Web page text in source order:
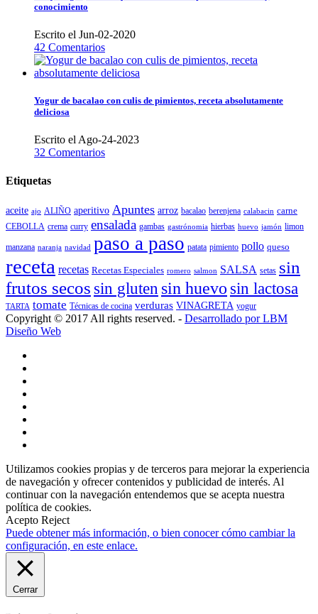
conocimiento
Escrito el Jun-02-2020
42 Comentarios
Yogur de bacalao con culis de pimientos, receta absolutamente
deliciosa
Escrito el Ago-24-2023
32 Comentarios
Etiquetas
aceite ajo ALIÑO aperitivo Apuntes arroz bacalao berenjena calabacin carne
CEBOLLA crema curry ensalada gambas gastrónomia hierbas huevo jamón limon
manzana naranja navidad paso a paso patata pimiento pollo queso
receta recetas Recetas Especiales romero salmon SALSA setas sin
frutos secos sin gluten sin huevo sin lactosa
TARTA tomate Técnicas de cocina verduras VINAGRETA yogur
Copyright © 2017 All rights reserved. - Desarrollado por LBM
Diseño Web
Utilizamos cookies propias y de terceros para mejorar la experiencia
de navegación y ofrecer contenidos y publicidad de interés. Al
continuar con la navegación entendemos que se acepta nuestra
política de cookies.
Acepto Reject
Puede obtener más información, o bien conocer cómo cambiar la
configuración, en este enlace.
Cerrar